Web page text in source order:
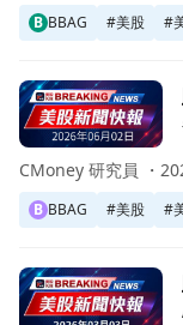
B BBAG #美股 #
前往JPMorgan
B BBAG #美股 #
CMoney 研究員 ・
前往JPMorgan